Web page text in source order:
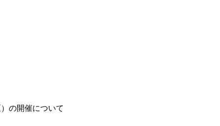
の開催について